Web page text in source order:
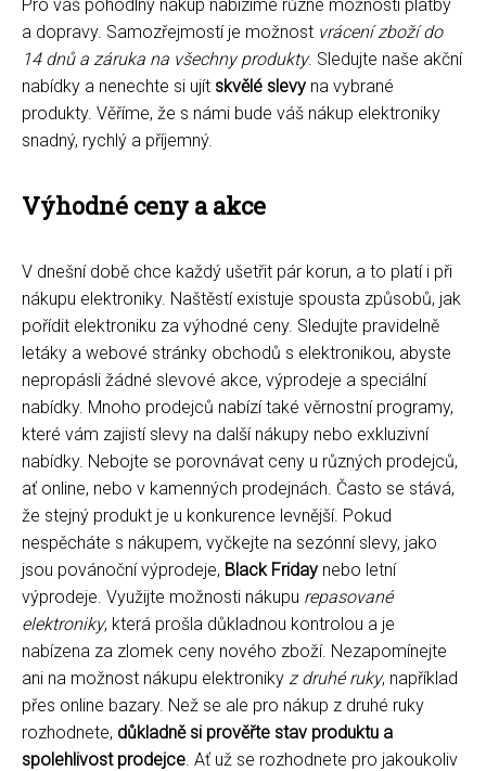
Pro váš pohodlný nákup nabízíme různé možnosti platby
a dopravy. Samozřejmostí je možnost vrácení zboží do
14 dnů a záruka na všechny produkty. Sledujte naše akční
nabídky a nenechte si ujít skvělé slevy na vybrané
produkty. Věříme, že s námi bude váš nákup elektroniky
snadný, rychlý a příjemný.
Výhodné ceny a akce
V dnešní době chce každý ušetřit pár korun, a to platí i při
nákupu elektroniky. Naštěstí existuje spousta způsobů, jak
pořídit elektroniku za výhodné ceny. Sledujte pravidelně
letáky a webové stránky obchodů s elektronikou, abyste
nepropásli žádné slevové akce, výprodeje a speciální
nabídky. Mnoho prodejců nabízí také věrnostní programy,
které vám zajistí slevy na další nákupy nebo exkluzivní
nabídky. Nebojte se porovnávat ceny u různých prodejců,
ať online, nebo v kamenných prodejnách. Často se stává,
že stejný produkt je u konkurence levnější. Pokud
nespěcháte s nákupem, vyčkejte na sezónní slevy, jako
jsou povánoční výprodeje, Black Friday nebo letní
výprodeje. Využijte možnosti nákupu repasované
elektroniky, která prošla důkladnou kontrolou a je
nabízena za zlomek ceny nového zboží. Nezapomínejte
ani na možnost nákupu elektroniky z druhé ruky, například
přes online bazary. Než se ale pro nákup z druhé ruky
rozhodnete, důkladně si prověřte stav produktu a
spolehlivost prodejce . Ať už se rozhodnete pro jakoukoliv